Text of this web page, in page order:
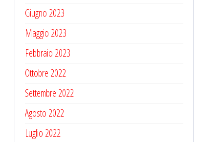
Giugno 2023
Maggio 2023
Febbraio 2023
Ottobre 2022
Settembre 2022
Agosto 2022
Luglio 2022